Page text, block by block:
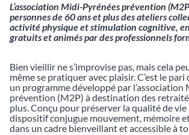
L’association Midi-Pyrénées prévention
personnes de 60 ans et plus des ateliers
activité physique et stimulation cognitive,
gratuits et animés par des professionnels
Bien vieillir ne s’improvise pas, mais cela
même se pratiquer avec plaisir. C’est le pari
un programme développé par l’association
prévention (M2P) à destination des
plus. Conçu pour préserver la qualité de
dispositif conjugue mouvement, mémoire
dans un cadre bienveillant et accessible à